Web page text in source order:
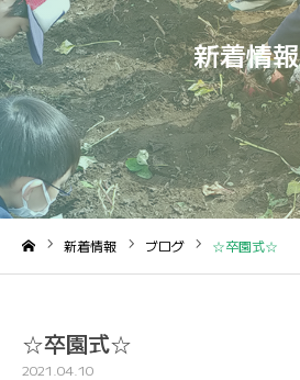
新着情報
新着情報 ブログ ☆卒園式☆
☆卒園式☆
2021.04.10